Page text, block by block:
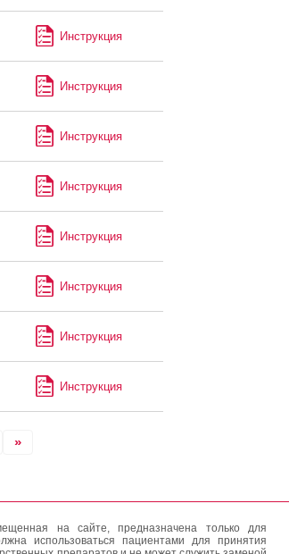
Инструкция
Инструкция
Инструкция
Инструкция
Инструкция
Инструкция
Инструкция
Инструкция
»
на сайте, предназначена только для
использоваться пациентами для принятия